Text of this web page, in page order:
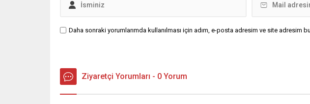
Daha sonraki yorumlarımda kullanılması için adım, e-posta adresim ve site adresim
Ziyaretçi Yorumları - 0 Yorum